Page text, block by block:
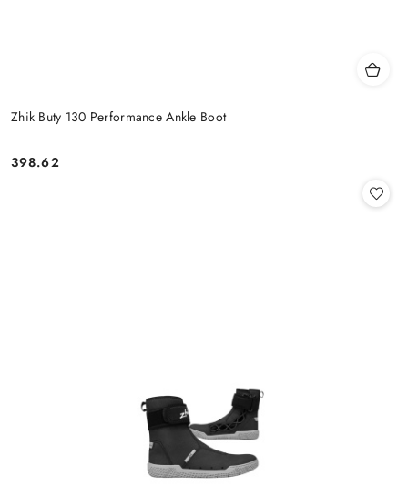
Zhik Buty 130 Performance Ankle Boot
Cena:
398.62